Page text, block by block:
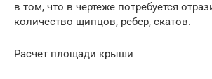
в том, что в чертеже потребуется
количество щипцов, ребер, скатов.
Расчет площади крыши